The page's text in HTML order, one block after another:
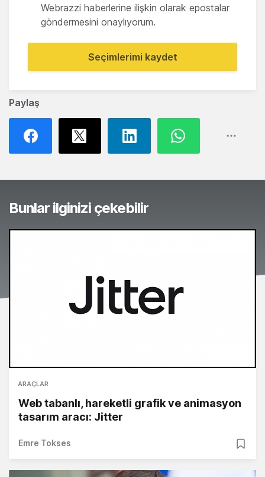
Paylaş
Webrazzi haberlerine ilişkin olarak epostalar
göndermesini onaylıyorum.
Seçimlerimi kaydet
Bunlar ilginizi çekebilir
ARAÇLAR
Web tabanlı, hareketli grafik ve animasyon
tasarım aracı: Jitter
Emre Tokses